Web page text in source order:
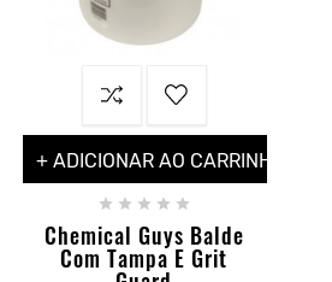
+ ADICIONAR AO CARRINHO
    
Chemical Guys Balde
Com Tampa E Grit